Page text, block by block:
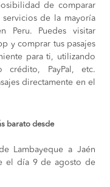
de comparar
de la mayoría
Peru. Puedes visitar
y comprar tus pasajes
para ti, utilizando
PayPal, etc.
directamente en el
barato desde
Lambayeque a Jaén
el día 9 de agosto de